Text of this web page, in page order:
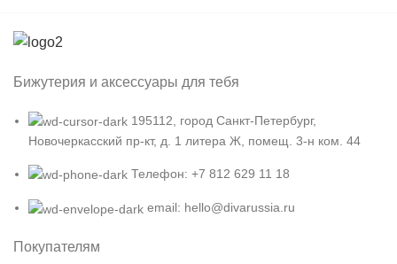
Бижутерия и аксессуары для тебя
195112, город Санкт-Петербург,
Новочеркасский пр-кт, д. 1 литера Ж, помещ. 3-н ком. 44
Телефон: +7 812 629 11 18
email: hello@divarussia.ru
Покупателям